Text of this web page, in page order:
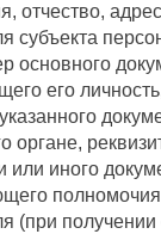
отчество, адрес
субъекта
основного
его
органе,
или иного
полномочия
(при получении